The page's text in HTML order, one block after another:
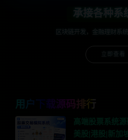
承接各种系
区块链开发，金融理财系
用户下载源码排行
高端股票系统
美股|港股|新加